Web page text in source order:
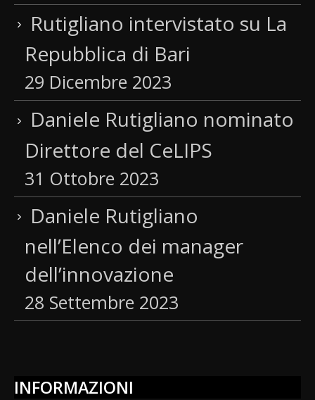
Rutigliano intervistato su La
Repubblica di Bari
29 Dicembre 2023
Daniele Rutigliano nominato
Direttore del CeLIPS
31 Ottobre 2023
Daniele Rutigliano
nell’Elenco dei manager
dell’innovazione
28 Settembre 2023
INFORMAZIONI